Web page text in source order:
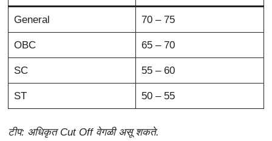
General 70 – 75
OBC 65 – 70
SC 55 – 60
ST 50 – 55
टीप: अधिकृत Cut Off वेगळी असू शकते.